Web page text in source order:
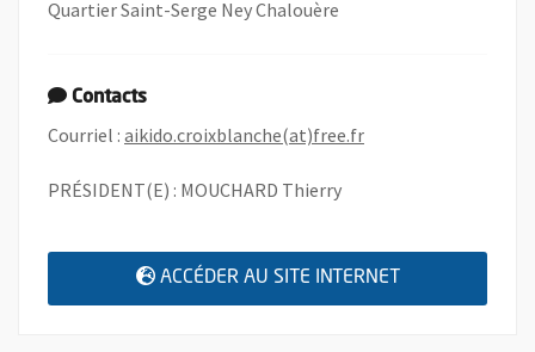
Quartier Saint-Serge Ney Chalouère
Contacts
Courriel : aikido.croixblanche(at)free.fr, Ouvre une
PRÉSIDENT(E) : MOUCHARD Thierry
ACCÉDER AU SITE INTERNET , OUVRE UNE